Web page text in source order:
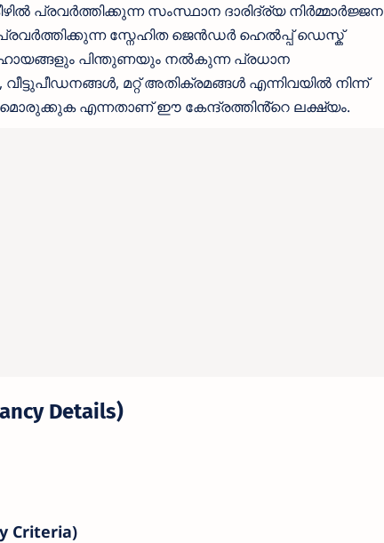
പ്രവർത്തിക്കുന്ന സംസ്ഥാന ദാരിദ്ര്യ നിർമ്മാർജ്ജന
സ്നേഹിത ജെൻഡർ ഹെൽപ്പ് ഡെസ്ക്
പിന്തുണയും നൽകുന്ന പ്രധാന
മറ്റ് അതിക്രമങ്ങൾ എന്നിവയിൽ നിന്ന്
എന്നതാണ് ഈ കേന്ദ്രത്തിൻ്റെ ലക്ഷ്യം.
Details)